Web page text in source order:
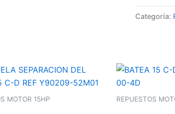
Categoría:
MOTOR 15HP REPUESTOS